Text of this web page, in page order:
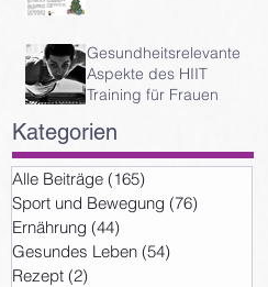
Gesundheitsrelevante
Aspekte des HIIT
Training für Frauen
Kategorien
Alle Beiträge (165)
Sport und Bewegung (76)
Ernährung (44)
Gesundes Leben (54)
Rezept (2)